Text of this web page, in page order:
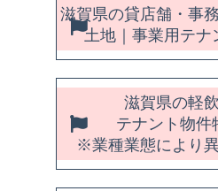
滋賀県の貸店舗・事
土地｜事業用テナ
滋賀県の軽
テナント物件
※業種業態により